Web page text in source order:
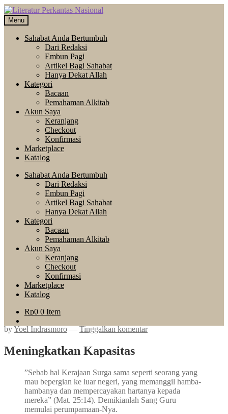
Skip
to
navigation
Langsung
ke
isi
Menu
Sahabat Anda Bertumbuh
Dari Redaksi
Embun Pagi
Artikel Bagi Sahabat
Hanya Dekat Allah
Kategori
Bacaan
Pemahaman Alkitab
Akun Saya
Keranjang
Checkout
Konfirmasi
Marketplace
Katalog
Sahabat Anda Bertumbuh
Dari Redaksi
Embun Pagi
Artikel Bagi Sahabat
Hanya Dekat Allah
Kategori
Bacaan
Pemahaman Alkitab
Akun Saya
Keranjang
Checkout
Konfirmasi
Marketplace
Katalog
Rp0 0 Item
byYoel Indrasmoro — Tinggalkan komentar
Meningkatkan Kapasitas
”Sebab hal Kerajaan Surga sama seperti seorang yang
mau bepergian ke luar negeri, yang memanggil hamba-
hambanya dan mempercayakan hartanya kepada
mereka” (Mat. 25:14). Demikianlah Sang Guru
memulai perumpamaan-Nya.